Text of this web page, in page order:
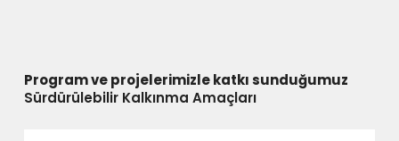
Program ve projelerimizle katkı sunduğumuz
Sürdürülebilir Kalkınma Amaçları